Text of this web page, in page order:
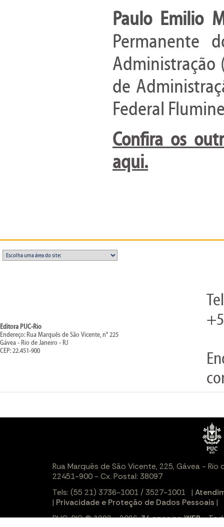
Paulo Emilio
Permanente
Administração
de
Federal
Confira os
aqui.
Editora PUC-Rio
Endereço: Rua Marquês de São Vicente, n° 225
Gávea - Rio de Janeiro - RJ
CEP: 22.451-900